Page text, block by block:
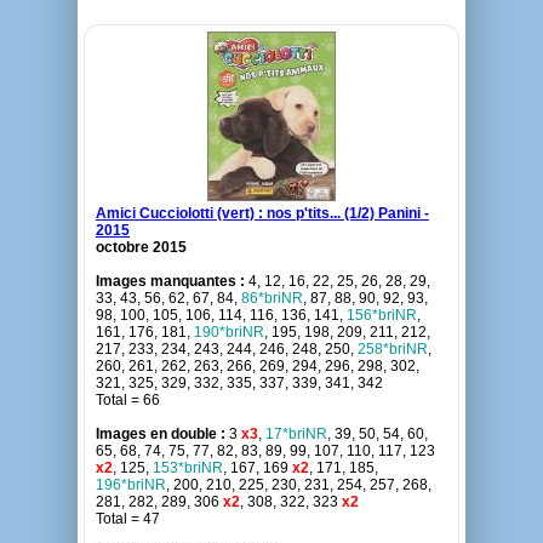
Amici Cucciolotti (vert) : nos p'tits... (1/2) Panini -
2015
octobre 2015
Images manquantes : 4, 12, 16, 22, 25, 26, 28, 29,
33, 43, 56, 62, 67, 84, 86*briNR, 87, 88, 90, 92, 93,
98, 100, 105, 106, 114, 116, 136, 141, 156*briNR,
161, 176, 181, 190*briNR, 195, 198, 209, 211, 212,
217, 233, 234, 243, 244, 246, 248, 250, 258*briNR,
260, 261, 262, 263, 266, 269, 294, 296, 298, 302,
321, 325, 329, 332, 335, 337, 339, 341, 342
Total = 66
Images en double : 3 x3, 17*briNR, 39, 50, 54, 60,
65, 68, 74, 75, 77, 82, 83, 89, 99, 107, 110, 117, 123
x2, 125, 153*briNR, 167, 169 x2, 171, 185,
196*briNR, 200, 210, 225, 230, 231, 254, 257, 268,
281, 282, 289, 306 x2, 308, 322, 323 x2
Total = 47